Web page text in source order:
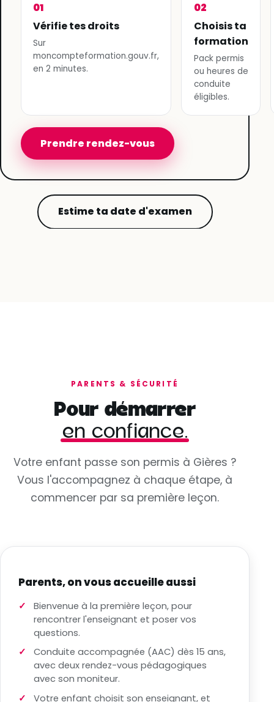
01
Vérifie tes droits
Sur
moncompteformation.gouv.fr,
en 2 minutes.
02
Choisis ta
formation
Pack permis
ou heures de
conduite
éligibles.
Prendre rendez-vous
Estime ta date d'examen
PARENTS & SÉCURITÉ
Pour démarrer
en confiance.
Votre enfant passe son permis à Gières ?
Vous l'accompagnez à chaque étape, à
commencer par sa première leçon.
Parents, on vous accueille aussi
Bienvenue à la première leçon, pour
rencontrer l'enseignant et poser vos
questions.
Conduite accompagnée (AAC) dès 15 ans,
avec deux rendez-vous pédagogiques
avec son moniteur.
Votre enfant choisit son enseignant, et